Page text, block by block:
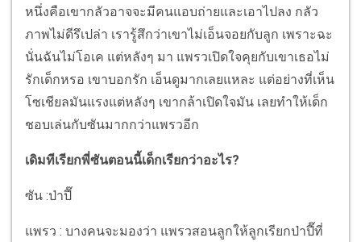
หนึ่งคือเขากลัวอาจจะมีคนแอบถ่ายและเอาไปลง กลัว
ภาพไม่ดีรึเปล่า เรารู้สึกว่าเขาไม่เอ็นจอยกับลูก เพราะฉะ
นั่นฉันไม่โอเค แต่หลังๆ มา แพรวเปิดใจคุยกับเขาเธอไม่
รักเด็กหรอ เขาบอกรัก เอ็นดูมากเลยแหละ แต่อย่างที่เห็น
โซเชียลมันแรงแต่หลังๆ เขากล้าเปิดใจมัน เลยทำให้เด็ก
ชอบเล่นกับซันมากกว่าแพรวอีก
เดิมทีเรียกพี่ซันตอนนี้เด็กเรียกว่าอะไร?
ซัน :ป่าปี๊
แพรว : บางคนจะมองว่า แพรวสอนลูกให้ลูกเรียกป่าปี๊ที่